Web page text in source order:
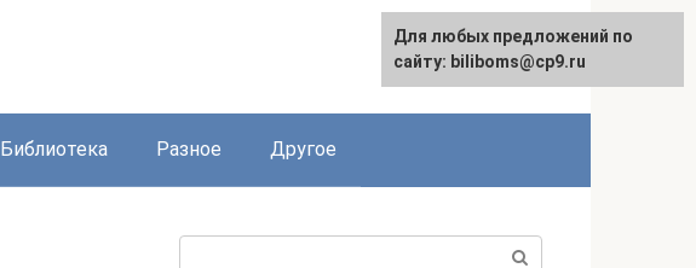
Библиотека Разное Другое
Для любых предложений по
сайту: biliboms@cp9.ru